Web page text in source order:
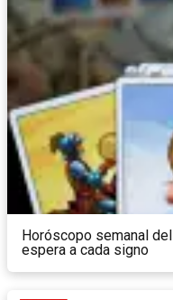
Horóscopo semanal
espera a cada signo